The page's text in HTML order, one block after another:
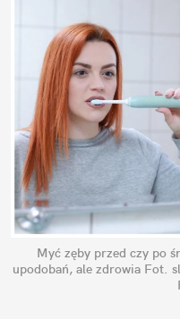
Myć zęby przed czy po
upodobań, ale zdrowia Fot.